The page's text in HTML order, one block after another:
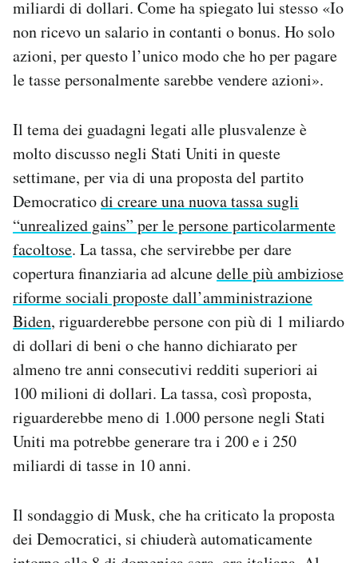
miliardi di dollari. Come ha spiegato lui stesso «Io
non ricevo un salario in contanti o bonus. Ho solo
azioni, per questo l’unico modo che ho per pagare
le tasse personalmente sarebbe vendere azioni».
Il tema dei guadagni legati alle plusvalenze è
molto discusso negli Stati Uniti in queste
settimane, per via di una proposta del partito
Democraticodi creare una nuova tassa sugli
“unrealized gains” per le persone particolarmente
facoltose. La tassa, che servirebbe per dare
copertura finanziaria ad alcunedelle più ambiziose
riforme sociali proposte dall’amministrazione
Biden, riguarderebbe persone con più di 1 miliardo
di dollari di beni o che hanno dichiarato per
almeno tre anni consecutivi redditi superiori ai
100 milioni di dollari. La tassa, così proposta,
riguarderebbe meno di 1.000 persone negli Stati
Uniti ma potrebbe generare tra i 200 e i 250
miliardi di tasse in 10 anni.
Il sondaggio di Musk, che ha criticato la proposta
dei Democratici, si chiuderà automaticamente